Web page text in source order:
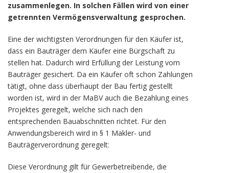
zusammenlegen. In solchen Fällen wird von einer
getrennten Vermögensverwaltung gesprochen.
Eine der wichtigsten Verordnungen für den Käufer ist,
dass ein Bauträger dem Käufer eine Bürgschaft zu
stellen hat. Dadurch wird Erfüllung der Leistung vom
Bauträger gesichert. Da ein Käufer oft schon Zahlungen
tätigt, ohne dass überhaupt der Bau fertig gestellt
worden ist, wird in der MaBV auch die Bezahlung eines
Projektes geregelt, welche sich nach den
entsprechenden Bauabschnitten richtet. Für den
Anwendungsbereich wird in § 1 Makler- und
Bauträgerverordnung geregelt:
Diese Verordnung gilt für Gewerbetreibende, die